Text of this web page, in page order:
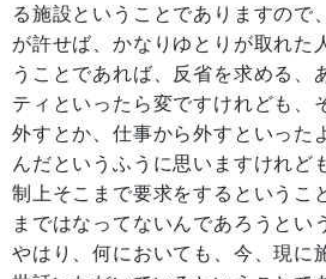
る施設ということでありますので
が許せば、かなりゆとりが取れた
うことであれば、反省を求める、
ティといったら変ですけれども、
外すとか、仕事から外すといった
んだというふうに思いますけれど
制上そこまで要求をするというこ
まではなってないんであろうとい
やはり、何においても、今、現に